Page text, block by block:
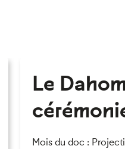
Le
Mois du doc :